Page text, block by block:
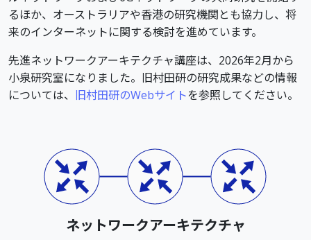
るほか、オーストラリアや香港の研究機関とも協力し、将
来のインターネットに関する検討を進めています。
先進ネットワークアーキテクチャ講座は、2026年2月から
小泉研究室になりました。旧村田研の研究成果などの情報
については、 旧村田研のWebサイトを参照してください。
ネットワークアーキテクチャ